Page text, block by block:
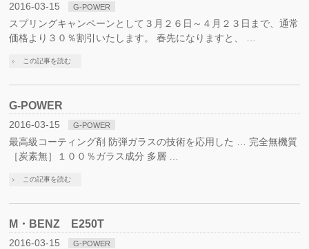
2016-03-15 G-POWER
スプリングキャンペーンとして３月２６日～４月２３日まで、通常
価格より３０％割引いたします。 春先になりますと、 …
この記事を読む
G-POWER
2016-03-15 G-POWER
最高級コーティング剤 防弾ガラスの技術を応用した … 完全無機質
［炭素無］１００％ガラス成分 多層 …
この記事を読む
M・BENZ E250T
2016-03-15 G-POWER